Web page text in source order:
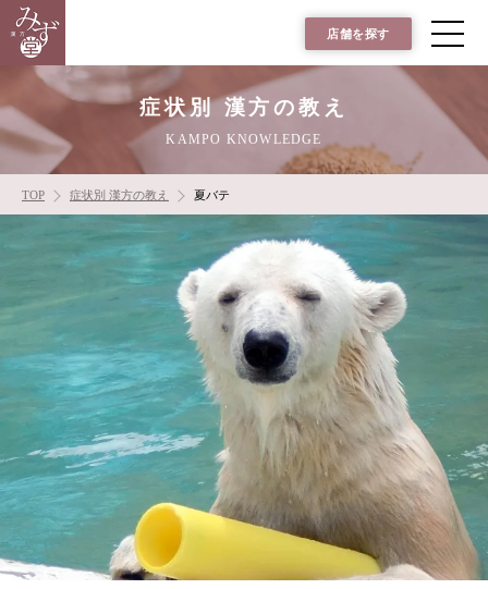
店舗を探す
症状別 漢方の教え
KAMPO KNOWLEDGE
TOP 症状別 漢方の教え 夏バテ